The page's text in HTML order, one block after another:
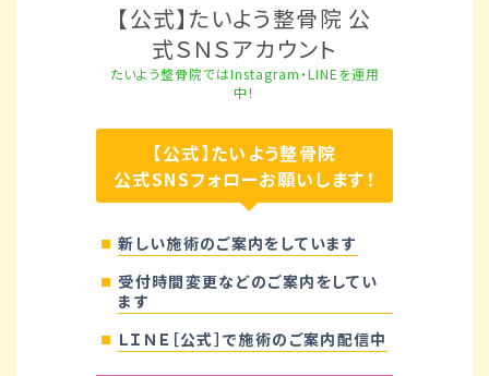
【公式】たいよう整骨院 公
式ＳＮＳアカウント
たいよう整骨院ではInstagram・LINEを運用
中！
【公式】たいよう整骨院
公式SNSフォローお願いします！
新しい施術のご案内をしています
受付時間変更などのご案内をしてい
ます
ＬＩＮＥ［公式］で施術のご案内配信中